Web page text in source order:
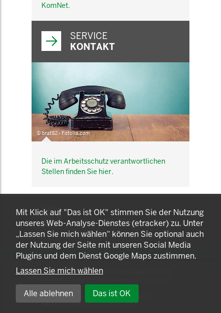
KomNet.
SERVICE
KONTAKT
© brat82 - Fotolia.com
Die im Arbeitsschutz verantwortlichen
Stellen finden Sie hier.
KOMNET
GUT BERATEN. GESUND
ARBEITEN.
© 2025 LANDESAMT FÜR GESUNDHEIT UND
EINSTELLUNGEN ZUR PRIVATSPHÄRE
IMPRESSUMDATENSCHUTZAGB
Mit Klick auf "Das ist OK" stimmen Sie der Nutzung
unseres Web-Analyse-Dienstes (etracker) zu. Unter
„Lassen Sie mich wählen“ können Sie optional auch
der Nutzung der Seite mit unseren Social Media
Plugins und dem Dienst Google Maps zustimmen.
Lassen Sie mich wählen
Alle ablehnen Das ist OK